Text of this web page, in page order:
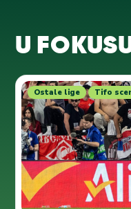
U
Ostale lige Tifo